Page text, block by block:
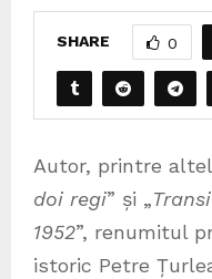
SHARE 0
Autor, printre
doi regi” și „
1952”, renumitul
istoric Petre